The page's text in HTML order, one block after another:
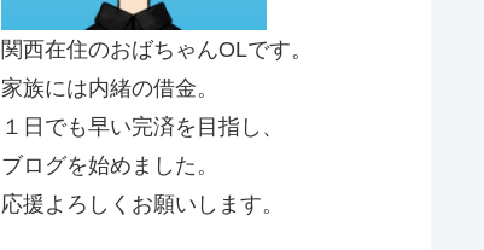
関西在住のおばちゃんOLです。
家族には内緒の借金。
１日でも早い完済を目指し、
ブログを始めました。
応援よろしくお願いします。